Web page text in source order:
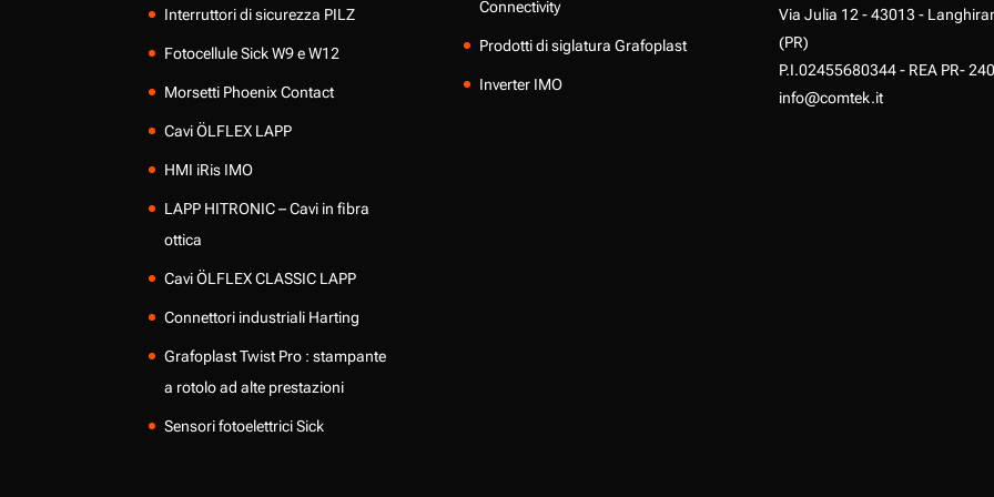
Interruttori di sicurezza PILZ
Fotocellule Sick W9 e W12
Morsetti Phoenix Contact
Cavi ÖLFLEX LAPP
HMI iRis IMO
LAPP HITRONIC – Cavi in fibra
ottica
Cavi ÖLFLEX CLASSIC LAPP
Connettori industriali Harting
Grafoplast Twist Pro : stampante
a rotolo ad alte prestazioni
Sensori fotoelettrici Sick
Connectivity
Prodotti di siglatura Grafoplast
Inverter IMO
Via Julia 12 - 43013 -
(PR)
P.I.02455680344 - REA PR-
info@comtek.it